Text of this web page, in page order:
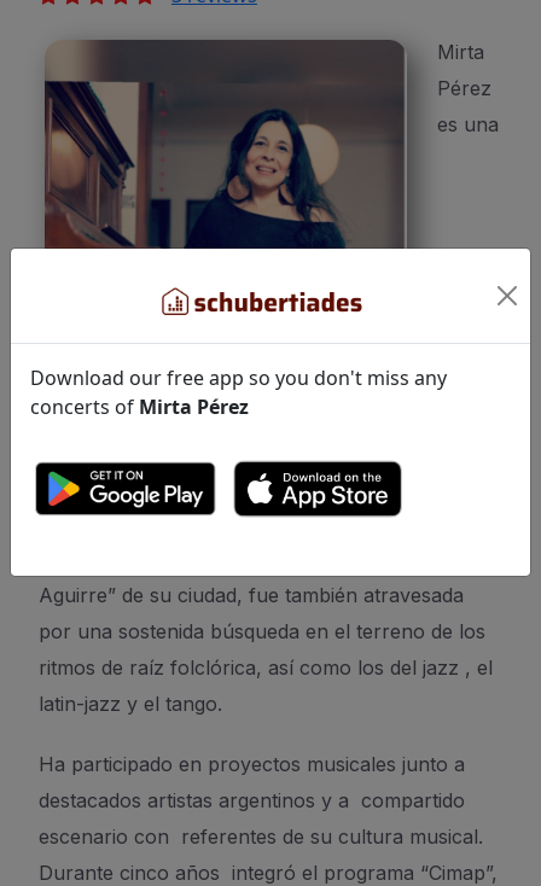
Download our free app so you don't miss any
concerts of Mirta Pérez
Mirta
Pérez
es una
Cuarto, Córdoba, Argentina. Su formación
musical académica que comenzó en el
Aguirre” de su ciudad, fue también atravesada
por una sostenida búsqueda en el terreno de los
ritmos de raíz folclórica, así como los del jazz , el
latin-jazz y el tango.
Ha participado en proyectos musicales junto a
destacados artistas argentinos y a compartido
escenario con referentes de su cultura musical.
Durante cinco años integró el programa “Cimap”,